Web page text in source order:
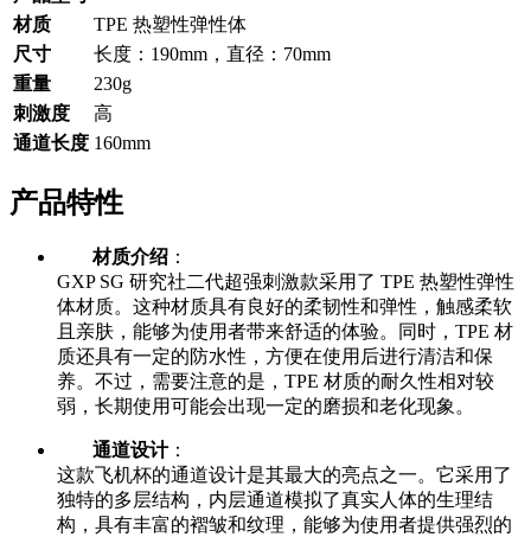
材质
TPE 热塑性弹性体
尺寸
长度：190mm，直径：70mm
重量
230g
刺激度
高
通道长度 160mm
产品特性
材质介绍 ：
GXP SG 研究社二代超强刺激款采用了 TPE 热塑性弹性
体材质。这种材质具有良好的柔韧性和弹性，触感柔软
且亲肤，能够为使用者带来舒适的体验。同时，TPE 材
质还具有一定的防水性，方便在使用后进行清洁和保
养。不过，需要注意的是，TPE 材质的耐久性相对较
弱，长期使用可能会出现一定的磨损和老化现象。
通道设计：
这款飞机杯的通道设计是其最大的亮点之一。它采用了
独特的多层结构，内层通道模拟了真实人体的生理结
构，具有丰富的褶皱和纹理，能够为使用者提供强烈的